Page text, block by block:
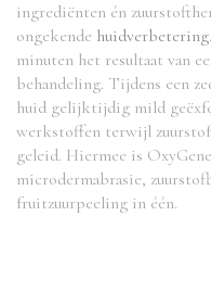
ingrediënten én
ongekende huidverbetering
minuten het resultaat van
behandeling. Tijdens een
huid gelijktijdig mild
werkstoffen terwijl
geleid. Hiermee is
microdermabrasie,
fruitzuurpeeling in één.